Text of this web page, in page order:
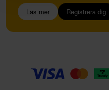
Läs mer Registrera dig